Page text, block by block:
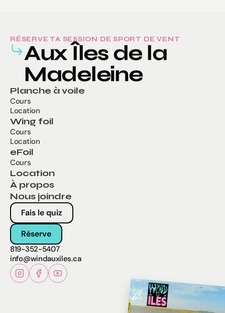
RÉSERVE TA SESSION DE SPORT DE VENT
Aux Îles de la
Madeleine
Planche à voile
Cours
Location
Wing foil
Cours
Location
eFoil
Cours
Location
À propos
Nous joindre
Fais le quiz
Réserve
819-352-5407
info@windauxiles.ca